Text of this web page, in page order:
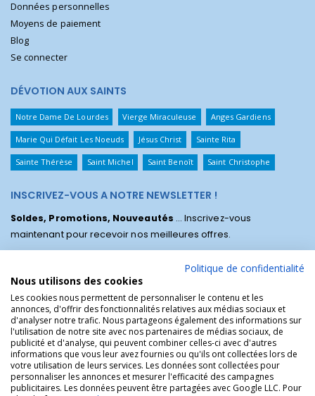
Données personnelles
Moyens de paiement
Blog
Se connecter
DÉVOTION AUX SAINTS
Notre Dame De Lourdes Vierge Miraculeuse Anges Gardiens
Marie Qui Défait Les Noeuds Jésus Christ Sainte Rita
Sainte Thérèse Saint Michel Saint Benoît Saint Christophe
INSCRIVEZ-VOUS A NOTRE NEWSLETTER !
Soldes, Promotions, Nouveautés ... Inscrivez-vous
maintenant pour recevoir nos meilleures offres.
La Boutique des Chrétiens © | La boutique religieuse chrétienne de
Politique de confidentialité
Nous utilisons des cookies
Les cookies nous permettent de personnaliser le contenu et les
annonces, d'offrir des fonctionnalités relatives aux médias sociaux et
d'analyser notre trafic. Nous partageons également des informations sur
l'utilisation de notre site avec nos partenaires de médias sociaux, de
publicité et d'analyse, qui peuvent combiner celles-ci avec d'autres
informations que vous leur avez fournies ou qu'ils ont collectées lors de
votre utilisation de leurs services. Les données sont collectées pour
personnaliser les annonces et mesurer l'efficacité des campagnes
publicitaires. Les données peuvent être partagées avec Google LLC. Pour